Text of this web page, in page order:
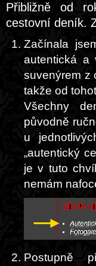
Přibližně od
cestovní deník.
Začínala
autentická a
suvenýrem z
takže od
Všechny
původně
u
„autentický
je v tuto
nemám
Postupně